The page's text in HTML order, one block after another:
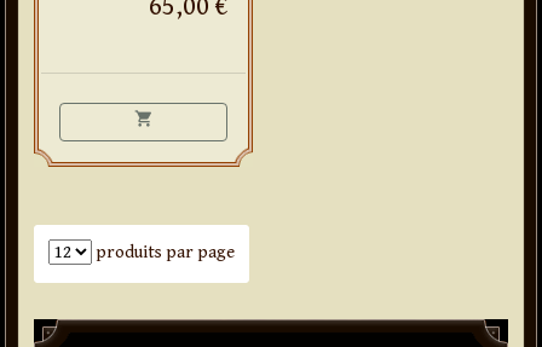
shopping_cart
Nombre de produits par page
produits par page
Paddle